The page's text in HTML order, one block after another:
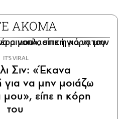
ΑΚΟΜΑ
IT'S VIRAL
Σιν: «Έκανα
για να μην μοιάζω
μου», είπε η κόρη
του